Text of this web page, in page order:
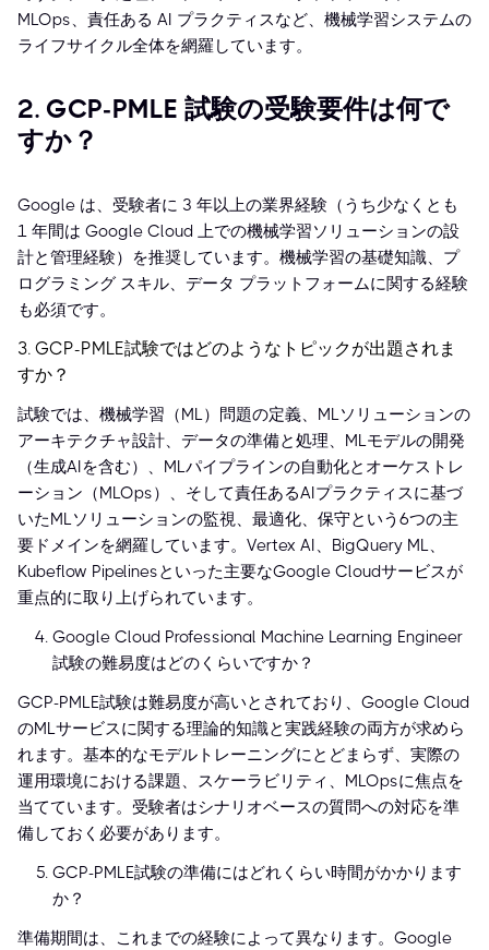
MLOps、責任ある AI プラクティスなど、機械学習システムの
ライフサイクル全体を網羅しています。
2. GCP-PMLE 試験の受験要件は何で
すか？
Google は、受験者に 3 年以上の業界経験（うち少なくとも
1 年間は Google Cloud 上での機械学習ソリューションの設
計と管理経験）を推奨しています。機械学習の基礎知識、プ
ログラミング スキル、データ プラットフォームに関する経験
も必須です。
3. GCP-PMLE試験ではどのようなトピックが出題されま
すか？
試験では、機械学習（ML）問題の定義、MLソリューションの
アーキテクチャ設計、データの準備と処理、MLモデルの開発
（生成AIを含む）、MLパイプラインの自動化とオーケストレ
ーション（MLOps）、そして責任あるAIプラクティスに基づ
いたMLソリューションの監視、最適化、保守という6つの主
要ドメインを網羅しています。Vertex AI、BigQuery ML、
Kubeflow Pipelinesといった主要なGoogle Cloudサービスが
重点的に取り上げられています。
Google Cloud Professional Machine Learning Engineer
試験の難易度はどのくらいですか？
GCP-PMLE試験は難易度が高いとされており、Google Cloud
のMLサービスに関する理論的知識と実践経験の両方が求めら
れます。基本的なモデルトレーニングにとどまらず、実際の
運用環境における課題、スケーラビリティ、MLOpsに焦点を
当てています。受験者はシナリオベースの質問への対応を準
備しておく必要があります。
GCP-PMLE試験の準備にはどれくらい時間がかかります
か？
準備期間は、これまでの経験によって異なります。Google